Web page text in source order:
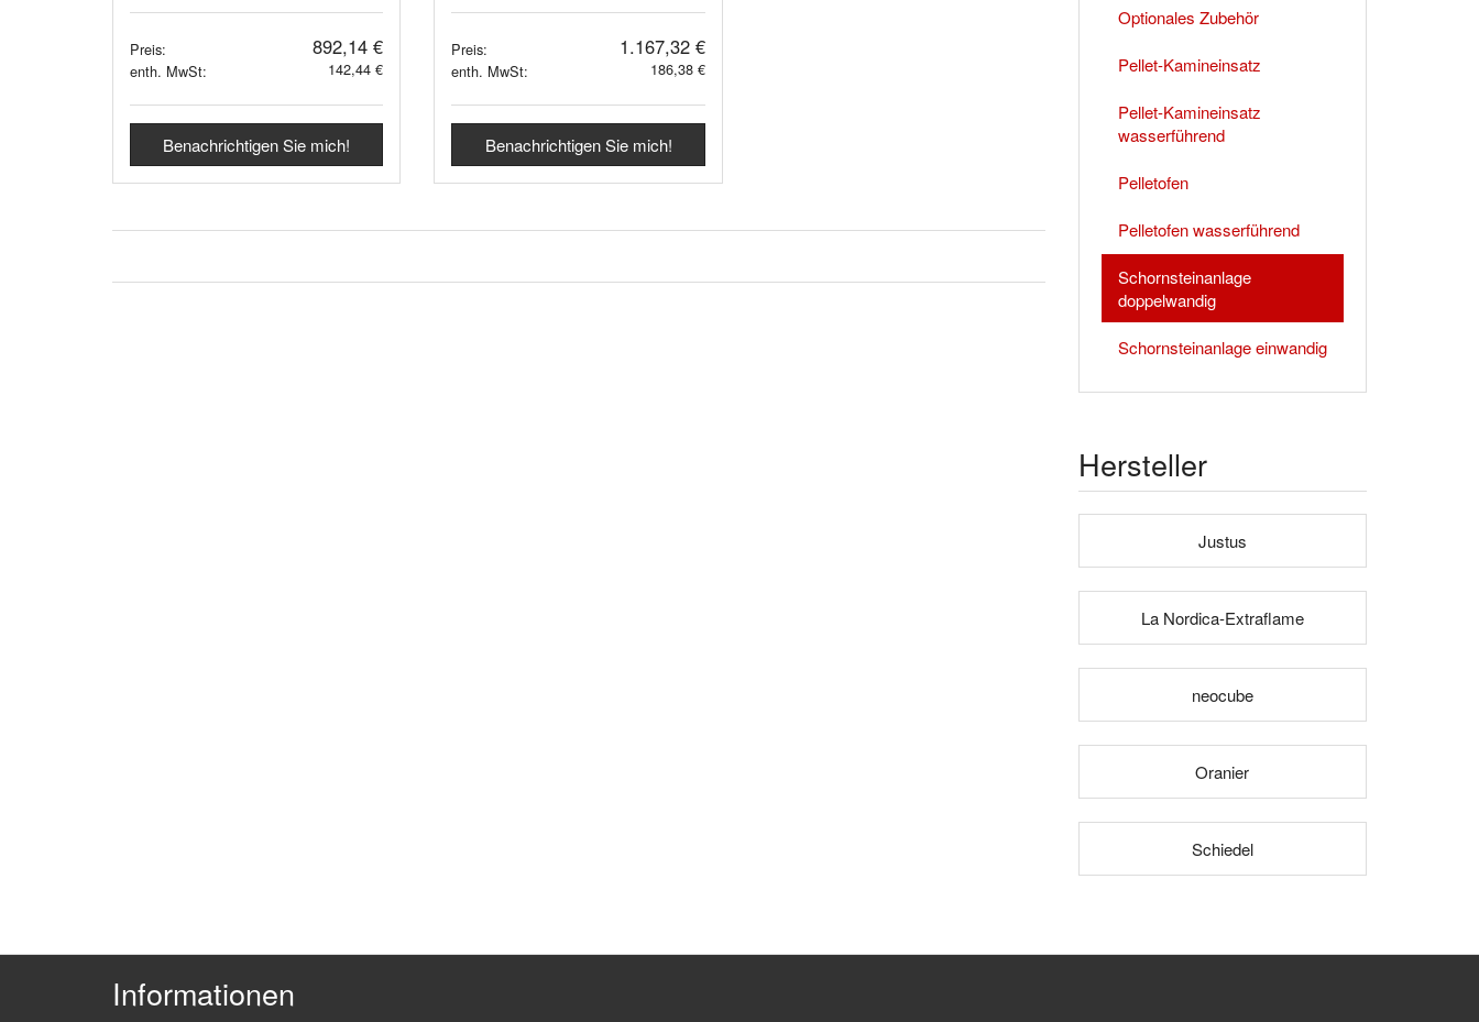
Preis: 892,14 €
enth. MwSt: 142,44 €
Benachrichtigen Sie mich!
Preis: 1.167,32 €
enth. MwSt: 186,38 €
Benachrichtigen Sie mich!
Optionales Zubehör
Pellet-Kamineinsatz
Pellet-Kamineinsatz
wasserführend
Pelletofen
Pelletofen wasserführend
Schornsteinanlage
doppelwandig
Schornsteinanlage einwandig
Hersteller
Justus
La Nordica-Extraflame
neocube
Oranier
Schiedel
Informationen